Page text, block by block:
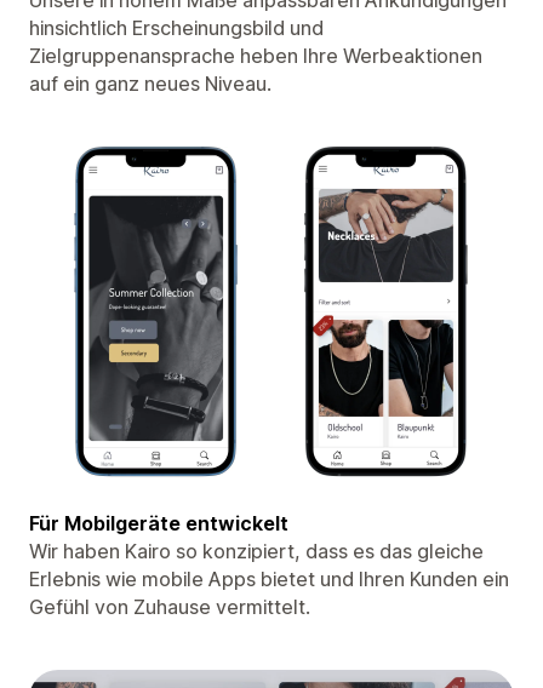
hinsichtlich Erscheinungsbild und
Zielgruppenansprache heben Ihre Werbeaktionen
auf ein ganz neues Niveau.
Für Mobilgeräte entwickelt
Wir haben Kairo so konzipiert, dass es das gleiche
Erlebnis wie mobile Apps bietet und Ihren Kunden ein
Gefühl von Zuhause vermittelt.